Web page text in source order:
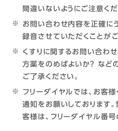
間違いないようにご注意くだ
お問い合わせ内容を正確に
録音させていただくことが
くすりに関するお問い合わ
方薬をのめばよいか？ など
ご了承ください。
フリーダイヤルでは、お客
通知をお願いしております
客様は、フリーダイヤル番